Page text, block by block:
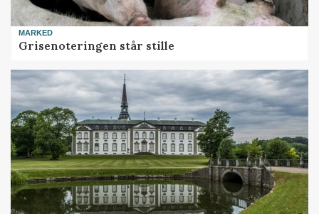
MARKED
Grisenoteringen står stille